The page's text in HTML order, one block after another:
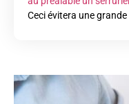
Ceci évitera une